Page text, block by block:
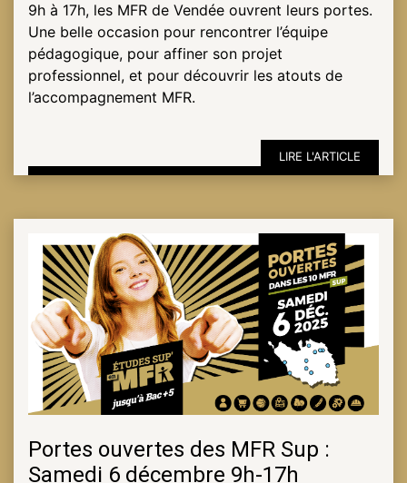
9h à 17h, les MFR de Vendée ouvrent leurs portes.
Une belle occasion pour rencontrer l’équipe
pédagogique, pour affiner son projet
professionnel, et pour découvrir les atouts de
l’accompagnement MFR.
LIRE L'ARTICLE
Portes ouvertes des MFR Sup :
Samedi 6 décembre 9h-17h